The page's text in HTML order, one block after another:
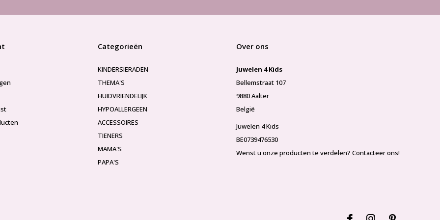
Categorieën
KINDERSIERADEN
THEMA'S
HUIDVRIENDELIJK
HYPOALLERGEEN
ACCESSOIRES
TIENERS
MAMA'S
PAPA'S
Over ons
Juwelen 4 Kids
Bellemstraat 107
9880 Aalter
België
Juwelen 4 Kids
BE0739476530
Wenst u onze producten te verdelen? Contacteer ons!